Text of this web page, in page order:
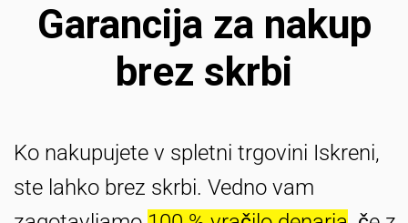
Garancija za nakup
brez skrbi
Ko nakupujete v spletni trgovini Iskreni,
ste lahko brez skrbi. Vedno vam